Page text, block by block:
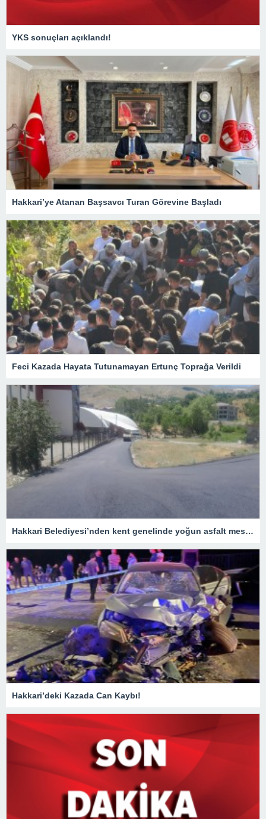
YKS sonuçları açıklandı!
Hakkari’ye Atanan Başsavcı Turan Görevine Başladı
Feci Kazada Hayata Tutunamayan Ertunç Toprağa Verildi
Hakkari Belediyesi’nden kent genelinde yoğun asfalt mesaisi
Hakkari’deki Kazada Can Kaybı!